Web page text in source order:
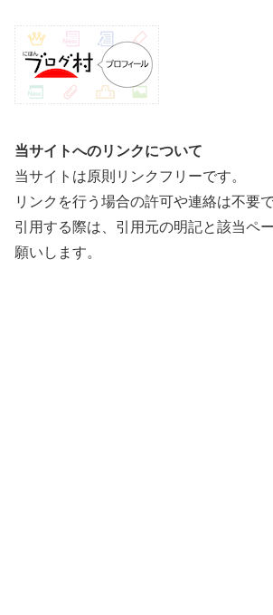
当サイトへのリンクについて
当サイトは原則リンクフリーです。
リンクを行う場合の許可や連絡は不要で
引用する際は、引用元の明記と該当ペ
願いします。